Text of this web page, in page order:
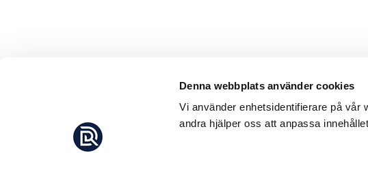
Denna webbplats använder cookies
Vi använder enhetsidentifierare på vår
andra hjälper oss att anpassa